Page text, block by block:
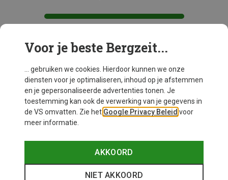
Mogelijk interessant voor je
Voor je beste Bergzeit...
... gebruiken we cookies. Hierdoor kunnen we onze
diensten voor je optimaliseren, inhoud op je afstemmen
en je gepersonaliseerde advertenties tonen. Je
toestemming kan ook de verwerking van je gegevens in
de VS omvatten. Zie het Google Privacy Beleid voor
meer informatie.
AKKOORD
NIET AKKOORD